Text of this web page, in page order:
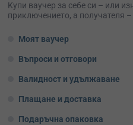
Kупи ваучер за себе си – или
приключението, а получателя –
Моят ваучер
Въпроси и отговори
Валидност и удължаване
Плащане и доставка
Подаръчна опаковка